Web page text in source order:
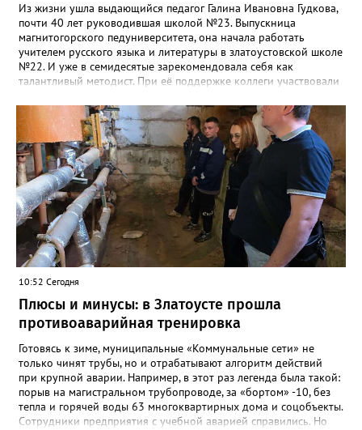
Из жизни ушла выдающийся педагог Галина Ивановна Гудкова,
почти 40 лет руководившая школой №23. Выпускница
магнитогорского педуниверситета, она начала работать
учителем русского языка и литературы в златоустовской школе
№22. И уже в семидесятые зарекомендовала себя как
талантливый методист. При её поддержке коллеги участвовали
«Благодаря её мудрому руководству в школе сформировался
сильный педагогический коллектив, объединённый общими
ценностями и любовью к своему делу. Для многих Галина
Ивановна навсегда останется не только талантливым
руководителем, но и настоящим Учителем с большой буквы», -
говорится в сообществе школы №23 во ВКонтакте. Свои
соболезнования семье Галины Ивановны выразил глава
Златоуста Олег Решетников. «Её вклад зафиксирован в
важнейших документах школы, но главное - он остался в
людях: в тех учителях, которых она поддержала, в тех
учениках, которых она вдохновила. Заслуженный учитель РФ,
«Отличник народного просвещения», обладатель медали «За
доблестный труд», Галина Ивановна оставила не только
награды и документы, но и работающий, живой механизм
школы, который продолжает жить её принципами», - говорится
в некрологе.
10:52 Сегодня
Плюсы и минусы: в Златоусте прошла
противоаварийная тренировка
Готовясь к зиме, муниципальные «Коммунальные сети» не
только чинят трубы, но и отрабатывают алгоритм действий
при крупной аварии. Например, в этот раз легенда была такой:
порыв на магистральном трубопроводе, за «бортом» -10, без
тепла и горячей воды 63 многоквартирных дома и соцобъекты.
Сотрудники предприятия с учебной аварией справились. Но